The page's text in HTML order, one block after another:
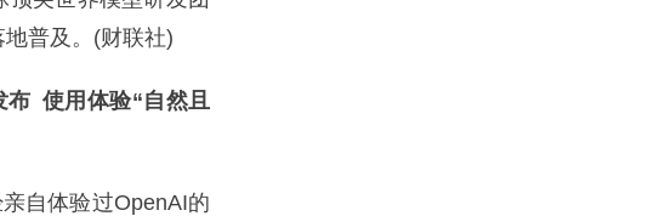
普及。(财联社)
布 使用体验“自然且
自体验过OpenAI的